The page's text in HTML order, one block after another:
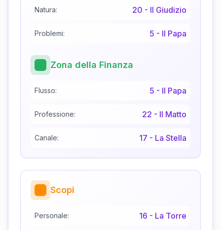
Natura: 20 - Il Giudizio
Problemi: 5 - Il Papa
Zona della Finanza
Flusso: 5 - Il Papa
Professione: 22 - Il Matto
Canale: 17 - La Stella
Scopi
Personale: 16 - La Torre